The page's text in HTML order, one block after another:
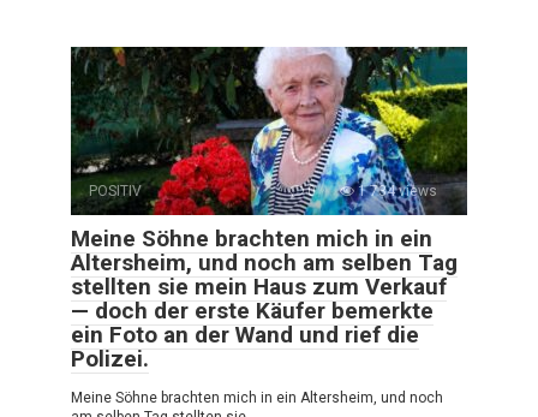
POSITIV 0 1 734 views
Meine Söhne brachten mich in ein
Altersheim, und noch am selben Tag
stellten sie mein Haus zum Verkauf
— doch der erste Käufer bemerkte
ein Foto an der Wand und rief die
Polizei.
Meine Söhne brachten mich in ein Altersheim, und noch